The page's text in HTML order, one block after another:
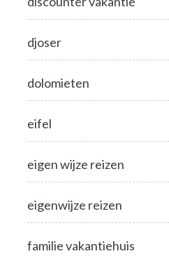
djoser
dolomieten
eifel
eigen wijze reizen
eigenwijze reizen
familie vakantiehuis